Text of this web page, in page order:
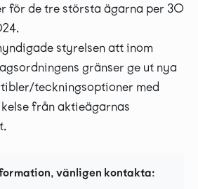
för de tre största ägarna per 30
styrelsen att inom
gränser ge ut nya
teckningsoptioner med
från aktieägarnas
vänligen kontakta: